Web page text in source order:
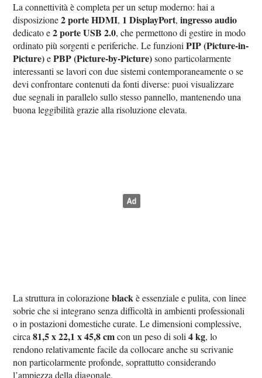
La connettività è completa per un setup moderno: hai a
disposizione2 porte HDMI, 1 DisplayPort,ingresso audio
dedicato e2 porte USB 2.0, che permettono di gestire in modo
ordinato più sorgenti e periferiche. Le funzioniPIP (Picture-in-
Picture)ePBP (Picture-by-Picture)sono particolarmente
interessanti se lavori con due sistemi contemporaneamente o se
devi confrontare contenuti da fonti diverse: puoi visualizzare
due segnali in parallelo sullo stesso pannello, mantenendo una
buona leggibilità grazie alla risoluzione elevata.
La struttura in colorazioneblackè essenziale e pulita, con linee
sobrie che si integrano senza difficoltà in ambienti professionali
o in postazioni domestiche curate. Le dimensioni complessive,
circa81,5 x 22,1 x 45,8 cmcon un peso di soli4 kg, lo
rendono relativamente facile da collocare anche su scrivanie
non particolarmente profonde, soprattutto considerando
l’ampiezza della diagonale.